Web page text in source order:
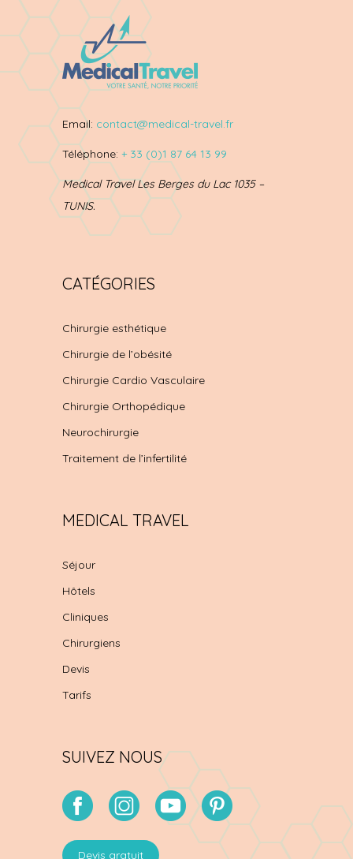
Email: contact@medical-travel.fr
Téléphone: + 33 (0)1 87 64 13 99
Medical Travel Les Berges du Lac 1035 –
TUNIS.
CATÉGORIES
Chirurgie esthétique
Chirurgie de l’obésité
Chirurgie Cardio Vasculaire
Chirurgie Orthopédique
Neurochirurgie
Traitement de l’infertilité
MEDICAL TRAVEL
Séjour
Hôtels
Cliniques
Chirurgiens
Devis
Tarifs
SUIVEZ NOUS
Devis gratuit